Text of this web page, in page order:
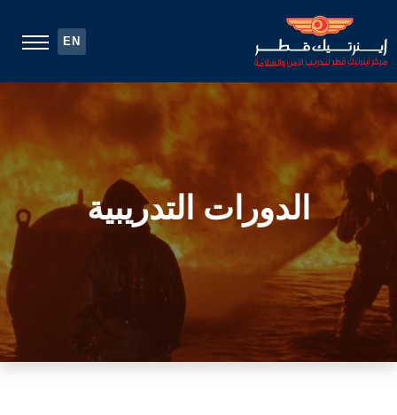
EN
الدورات التدريبية